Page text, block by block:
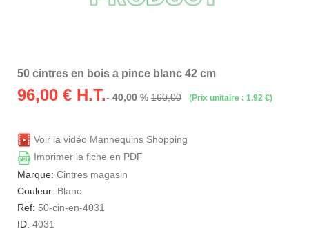
50 cintres en bois a pince blanc 42 cm
96,00 € H.T.- 40,00 % 160,00 (Prix unitaire : 1.92 €)
Voir la vidéo Mannequins Shopping
Imprimer la fiche en PDF
Marque: Cintres magasin
Couleur: Blanc
Ref: 50-cin-en-4031
ID: 4031